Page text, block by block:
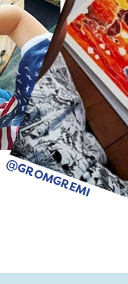
@GROMGREMI